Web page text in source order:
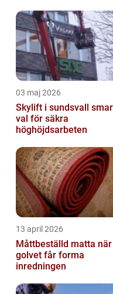
03 maj 2026
Skylift i sundsvall smarta
val för säkra
höghöjdsarbeten
13 april 2026
Måttbeställd matta när
golvet får forma
inredningen